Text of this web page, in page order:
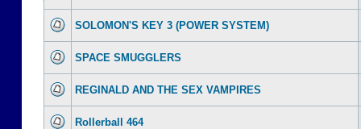
SOLOMON'S KEY 3 (POWER SYSTEM)
SPACE SMUGGLERS
REGINALD AND THE SEX VAMPIRES
Rollerball 464